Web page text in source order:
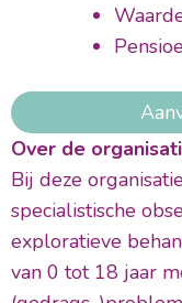
Over de
Bij deze
specialistische
exploratieve
van 0 tot 18 jaar